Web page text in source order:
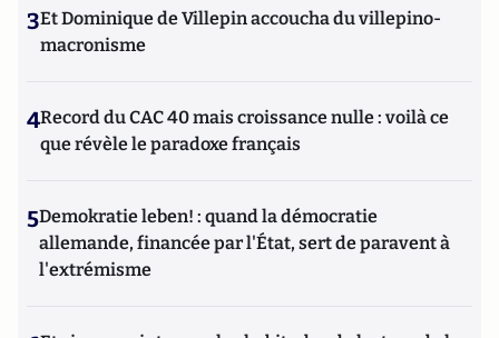
3Et Dominique de Villepin accoucha du villepino-
macronisme
4Record du CAC 40 mais croissance nulle : voilà ce
que révèle le paradoxe français
5Demokratie leben! : quand la démocratie
allemande, financée par l'État, sert de paravent à
l'extrémisme